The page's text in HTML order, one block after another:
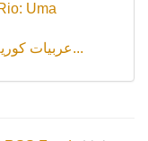
Uma
عربيات كورية: دليل مفصل للموديلات و التسع...